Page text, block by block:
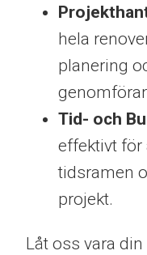
hela
planering
Tid- och
effektivt för
tidsramen
projekt.
Låt oss vara